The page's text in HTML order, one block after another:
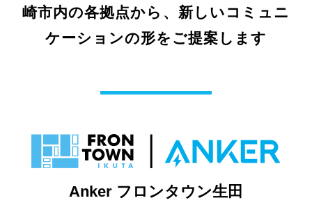
崎市内の各拠点から、新しいコミュニ
ケーションの形をご提案します
Anker フロンタウン生田